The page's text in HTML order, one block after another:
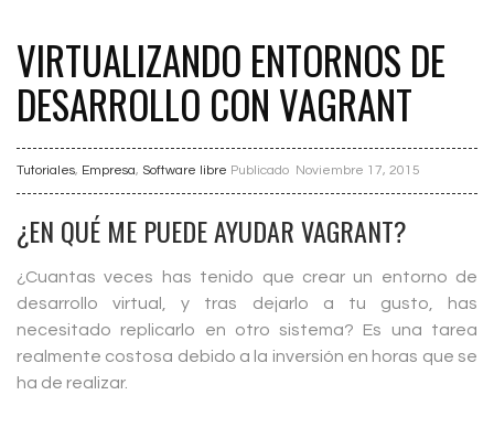
VIRTUALIZANDO ENTORNOS DE
DESARROLLO CON VAGRANT
Tutoriales, Empresa, Software libre Publicado Noviembre 17, 2015
¿EN QUÉ ME PUEDE AYUDAR VAGRANT?
¿Cuantas veces has tenido que crear un entorno de
desarrollo virtual, y tras dejarlo a tu gusto, has
necesitado replicarlo en otro sistema? Es una tarea
realmente costosa debido a la inversión en horas que se
ha de realizar.